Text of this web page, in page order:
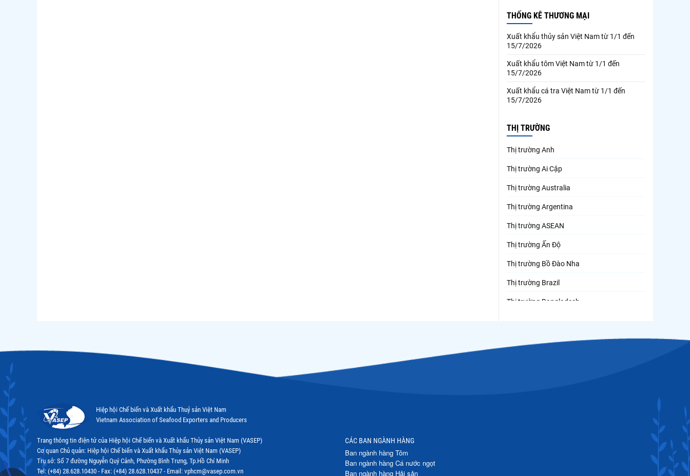
THỐNG KÊ THƯƠNG MẠI
Xuất khẩu thủy sản Việt Nam từ 1/1 đến
15/7/2026
Xuất khẩu tôm Việt Nam từ 1/1 đến
15/7/2026
Xuất khẩu cá tra Việt Nam từ 1/1 đến
15/7/2026
THỊ TRƯỜNG
Thị trường Anh
Thị trường Ai Cập
Thị trường Australia
Thị trường Argentina
Thị trường ASEAN
Thị trường Ấn Độ
Thị trường Bồ Đào Nha
Thị trường Brazil
Thị trường Bangladesh
Thị trường Canada
Hiệp hội Chế biến và Xuất khẩu Thuỷ sản Việt Nam
Vietnam Association of Seafood Exporters and Producers
Trang thông tin điện tử của Hiệp hội Chế biến và Xuất khẩu Thủy sản Việt Nam (VASEP)
Cơ quan Chủ quản: Hiệp hội Chế biến và Xuất khẩu Thủy sản Việt Nam (VASEP)
Trụ sở: Số 7 đường Nguyễn Quý Cảnh, Phường Bình Trưng, Tp.Hồ Chí Minh
Tel: (+84) 28.628.10430 - Fax: (+84) 28.628.10437 - Email: vphcm@vasep.com.vn
CÁC BAN NGÀNH HÀNG
Ban ngành hàng Tôm
Ban ngành hàng Cá nước ngọt
Ban ngành hàng Hải sản